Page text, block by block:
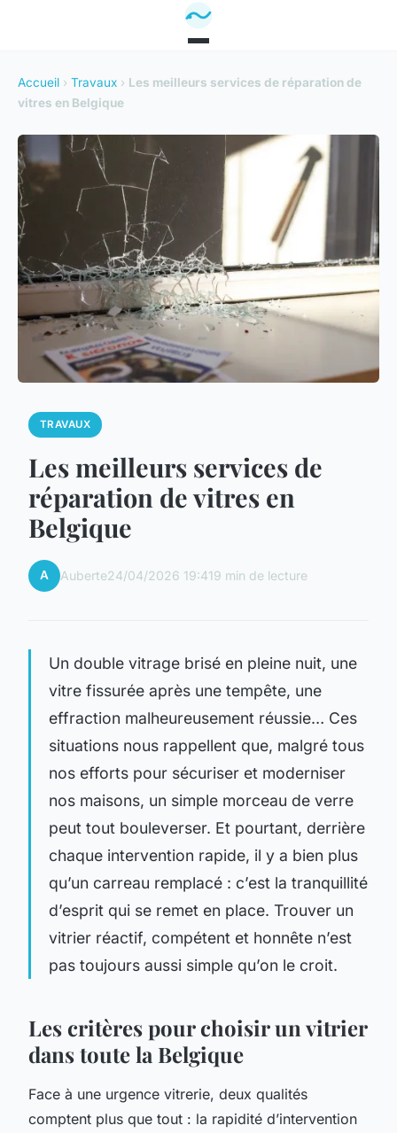
Accueil › Travaux › Les meilleurs services de réparation de
vitres en Belgique
TRAVAUX
Les meilleurs services de
réparation de vitres en
Belgique
A Auberte24/04/2026 19:419 min de lecture
Un double vitrage brisé en pleine nuit, une
vitre fissurée après une tempête, une
effraction malheureusement réussie… Ces
situations nous rappellent que, malgré tous
nos efforts pour sécuriser et moderniser
nos maisons, un simple morceau de verre
peut tout bouleverser. Et pourtant, derrière
chaque intervention rapide, il y a bien plus
qu’un carreau remplacé : c’est la tranquillité
d’esprit qui se remet en place. Trouver un
vitrier réactif, compétent et honnête n’est
pas toujours aussi simple qu’on le croit.
Les critères pour choisir un vitrier
dans toute la Belgique
Face à une urgence vitrerie, deux qualités
comptent plus que tout : la rapidité d’intervention